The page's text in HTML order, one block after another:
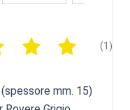
(1)
mm. 15)